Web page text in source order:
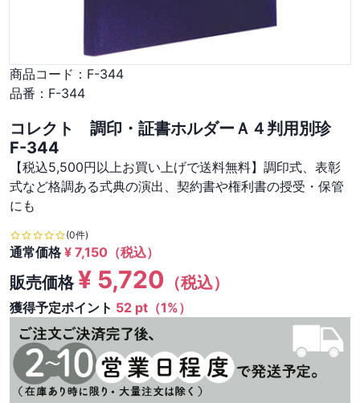
商品コード： F-344
品番： F-344
コレクト 調印・証書ホルダーＡ４判用別珍
F-344
【税込5,500円以上お買い上げで送料無料】調印式、表彰
式など格調ある式典の演出、契約書や権利書の授受・保管
にも
(0件)
通常価格¥ 7,150 （税込）
販売価格¥ 5,720 （税込）
獲得予定ポイント 52 pt（1%）